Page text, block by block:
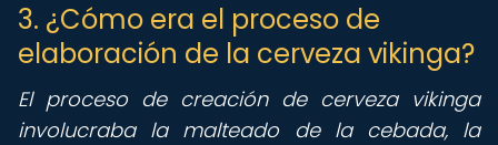
3. ¿Cómo era el proceso de
elaboración de la cerveza vikinga?
El proceso de creación de cerveza vikinga
involucraba la malteado de la cebada, la